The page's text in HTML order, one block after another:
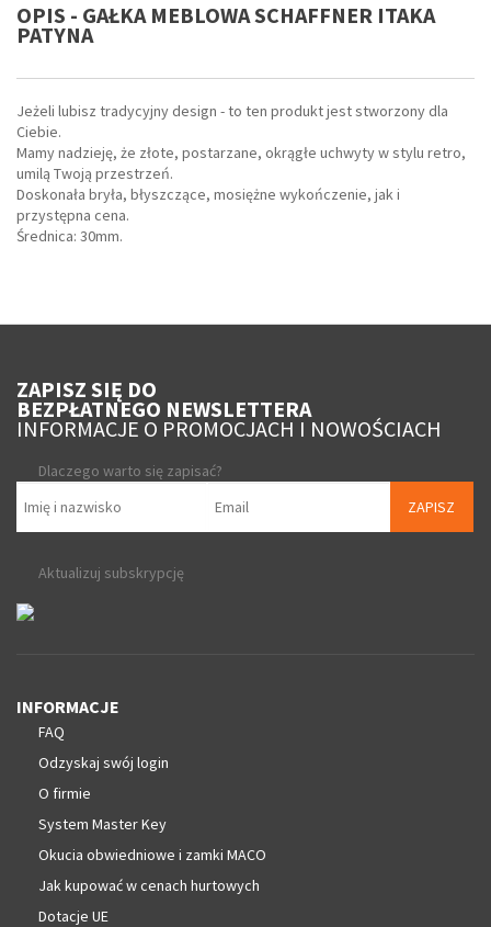
OPIS - GAŁKA MEBLOWA SCHAFFNER ITAKA
PATYNA
Jeżeli lubisz tradycyjny design - to ten produkt jest stworzony dla
Ciebie.
Mamy nadzieję, że złote, postarzane, okrągłe uchwyty w stylu retro,
umilą Twoją przestrzeń.
Doskonała bryła, błyszczące, mosiężne wykończenie, jak i
przystępna cena.
Średnica: 30mm.
ZAPISZ SIĘ DO
BEZPŁATNEGO NEWSLETTERA
INFORMACJE O PROMOCJACH I NOWOŚCIACH
Dlaczego warto się zapisać?
ZAPISZ
Aktualizuj subskrypcję
INFORMACJE
FAQ
Odzyskaj swój login
O firmie
System Master Key
Okucia obwiedniowe i zamki MACO
Jak kupować w cenach hurtowych
Dotacje UE